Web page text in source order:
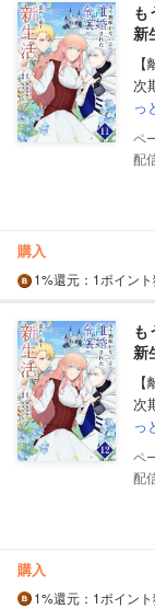
も
新
次
っ
配
購入
1%還元 ：1ポイン
も
新
次
っ
配
購入
1%還元 ：1ポイン